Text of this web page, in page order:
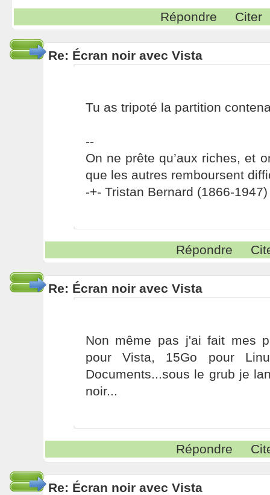
Répondre Citer
Re: Écran noir avec Vista
Tu as tripoté la partition
--
On ne prête qu’aux riches, et
que les autres remboursent
-+- Tristan Bernard (1866-1947)
Répondre
Re: Écran noir avec Vista
Non même pas j'ai fait mes
pour Vista, 15Go pour
Documents...sous le grub je
noir...
Répondre
Re: Écran noir avec Vista